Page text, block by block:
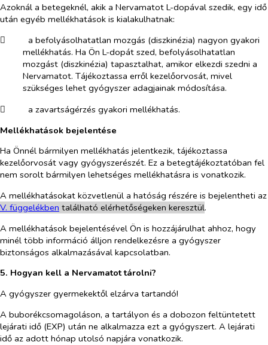
Azoknál a betegeknél, akik a Nervamatot L-dopával szedik, egy idő
után egyéb mellékhatások is kialakulhatnak:
​
a befolyásolhatatlan mozgás (diszkinézia) nagyon gyakori
mellékhatás. Ha Ön L-dopát szed, befolyásolhatatlan
mozgást (diszkinézia) tapasztalhat, amikor elkezdi szedni a
Nervamatot. Tájékoztassa erről kezelőorvosát, mivel
szükséges lehet gyógyszer adagjainak módosítása.
​
a zavartságérzés gyakori mellékhatás.
Mellékhatások bejelentése
Ha Önnél bármilyen mellékhatás jelentkezik, tájékoztassa
kezelőorvosát vagy gyógyszerészét. Ez a betegtájékoztatóban fel
nem sorolt bármilyen lehetséges mellékhatásra is vonatkozik.
A mellékhatásokat közvetlenül a hatóság részére is bejelentheti az
V. függelékben található elérhetőségeken keresztül.
A mellékhatások bejelentésével Ön is hozzájárulhat ahhoz, hogy
minél több információ álljon rendelkezésre a gyógyszer
biztonságos alkalmazásával kapcsolatban.
5. Hogyan kell a Nervamatot tárolni?
A gyógyszer gyermekektől elzárva tartandó!
A buborékcsomagoláson, a tartályon és a dobozon feltüntetett
lejárati idő (EXP) után ne alkalmazza ezt a gyógyszert. A lejárati
idő az adott hónap utolsó napjára vonatkozik.